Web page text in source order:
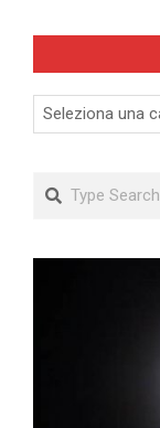
Categorie
Search